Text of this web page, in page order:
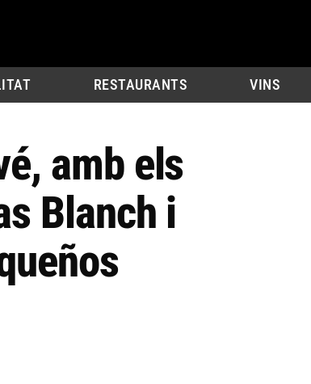
RESTAURANTS VINS
amb els
Blanch i